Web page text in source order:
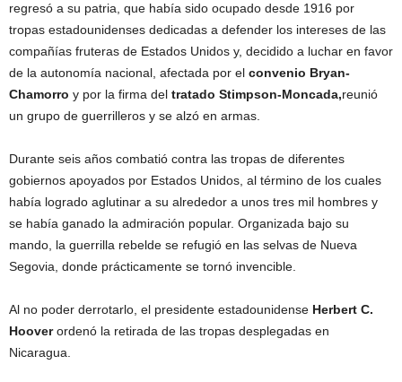
regresó a su patria, que había sido ocupado desde 1916 por
tropas estadounidenses dedicadas a defender los intereses de las
compañías fruteras de Estados Unidos y, decidido a luchar en favor
de la autonomía nacional, afectada por el convenio Bryan-
Chamorro y por la firma del tratado Stimpson-Moncada,reunió
un grupo de guerrilleros y se alzó en armas.
Durante seis años combatió contra las tropas de diferentes
gobiernos apoyados por Estados Unidos, al término de los cuales
había logrado aglutinar a su alrededor a unos tres mil hombres y
se había ganado la admiración popular. Organizada bajo su
mando, la guerrilla rebelde se refugió en las selvas de Nueva
Segovia, donde prácticamente se tornó invencible.
Al no poder derrotarlo, el presidente estadounidense Herbert C.
Hooverordenó la retirada de las tropas desplegadas en
Nicaragua.